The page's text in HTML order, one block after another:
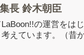
長 鈴木朝臣
の運営をは
えています。（昔か